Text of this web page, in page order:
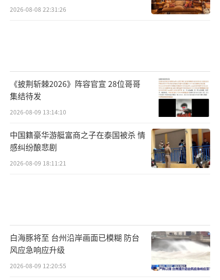
2026-08-08 22:31:26
《披荆斩棘2026》阵容官宣 28位哥哥
集结待发
2026-08-09 13:14:10
中国籍豪华游艇富商之子在泰国被杀 情
感纠纷酿悲剧
2026-08-09 18:11:21
白海豚将至 台州沿岸画面已模糊 防台
风应急响应升级
2026-08-09 12:20:55